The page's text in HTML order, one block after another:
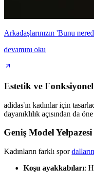
Arkadaşlarınızın 'Bunu
devamını oku
Estetik ve
adidas'ın kadınlar için
dayanıklılık açısından da
Geniş Model Yelpazesi
Kadınların farklı spor
Koşu ayakkabıları: